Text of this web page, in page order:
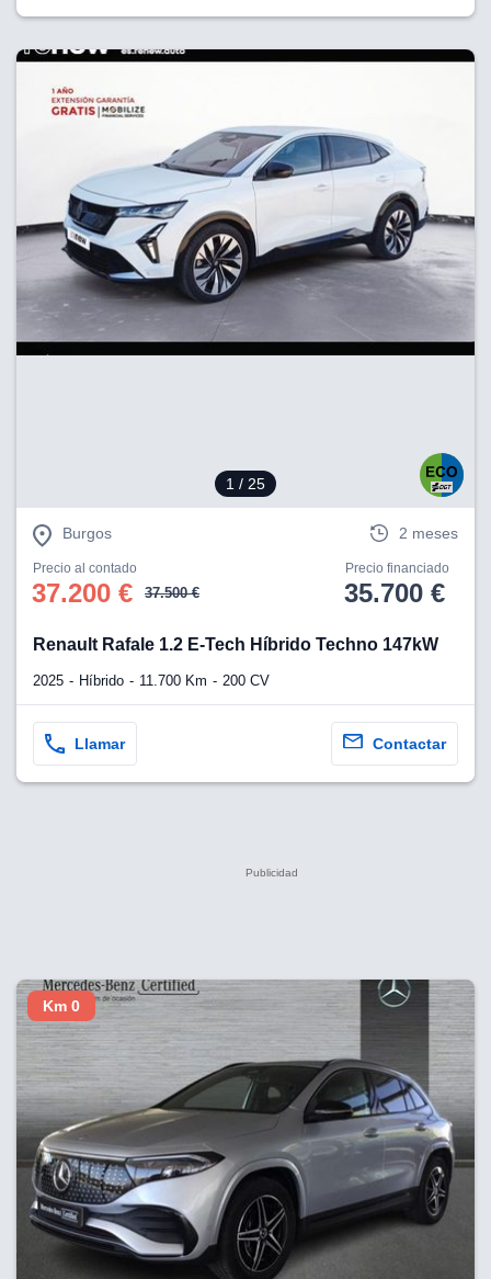
1 / 25
Burgos 2 meses
Precio al contado
37.200 € 37.500 €
Precio financiado
35.700 €
Renault Rafale 1.2 E-Tech Híbrido Techno 147kW
2025 Híbrido 11.700 Km 200 CV
Llamar Contactar
Km 0